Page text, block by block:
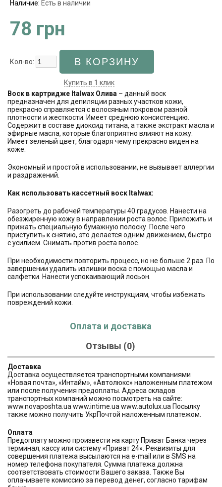
Наличие: Есть в наличии
78 грн
Кол-во:
Купить в 1 клик
Воск в картридже Italwax Олива – данный воск
предназначен для депиляции разных участков кожи,
прекрасно справляется с волосяным покровом разной
плотности и жесткости. Имеет среднюю консистенцию.
Содержит в составе диоксид титана, а также экстракт масла и
эфирные масла, которые благоприятно влияют на кожу.
Имеет зеленый цвет, благодаря чему прекрасно виден на
коже.
Экономный и простой в использовании, не вызывает аллергии
и раздражений.
Как использовать кассетный воск Italwax:
Разогреть до рабочей температуры 40 градусов. Нанести на
обезжиренную кожу в направлении роста волос. Приложить и
прижать специальную бумажную полоску. После чего
приступить к снятию, это делается одним движением, быстро
с усилием. Снимать против роста волос.
При необходимости повторить процесс, но не больше 2 раз. По
завершении удалить излишки воска с помощью масла и
салфетки. Нанести успокаивающий лосьон.
При использовании следуйте инструкциям, чтобы избежать
повреждений кожи.
Оплата и доставка
Отзывы (0)
Доставка
Доставка осуществляется транспортными компаниями
«Новая почта», «Интайм», «Автолюкс» наложенным платежом
или после получения предоплаты. Адреса складов
транспортных компаний можно посмотреть на сайте:
www.novaposhta.ua www.intime.ua www.autolux.ua Посылку
также можно получить УкрПочтой наложенным платежом.
Оплата
Предоплату можно произвести на карту Приват Банка через
терминал, кассу или систему «Приват 24». Реквизиты для
совершения платежа высылаются на e-mail или в SMS на
номер телефона покупателя. Сумма платежа должна
соответствовать стоимости Вашего заказа. Также Вы
оплачиваете комиссию за перевод денег, согласно тарифам